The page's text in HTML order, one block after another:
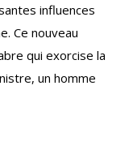
influences
Ce nouveau
qui exorcise la
un homme